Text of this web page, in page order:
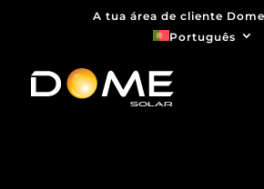
A tua área de cliente
Português